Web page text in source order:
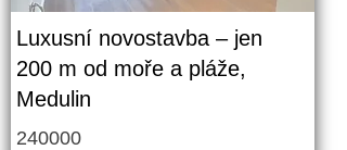
Luxusní novostavba – jen
200 m od moře a pláže,
Medulin
240000